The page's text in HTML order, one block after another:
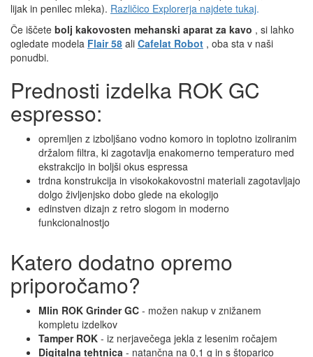
lijak in penilec mleka). Različico Explorerja najdete tukaj.
Če iščete bolj kakovosten mehanski aparat za kavo , si lahko
ogledate modela Flair 58 ali Cafelat Robot , oba sta v naši
ponudbi.
Prednosti izdelka ROK GC
espresso:
opremljen z izboljšano vodno komoro in toplotno izoliranim
držalom filtra, ki zagotavlja enakomerno temperaturo med
ekstrakcijo in boljši okus espressa
trdna konstrukcija in visokokakovostni materiali zagotavljajo
dolgo življenjsko dobo glede na ekologijo
edinstven dizajn z retro slogom in moderno
funkcionalnostjo
Katero dodatno opremo
priporočamo?
Mlin ROK Grinder GC - možen nakup v znižanem
kompletu izdelkov
Tamper ROK - iz nerjavečega jekla z lesenim ročajem
Digitalna tehtnica - natančna na 0,1 g in s štoparico